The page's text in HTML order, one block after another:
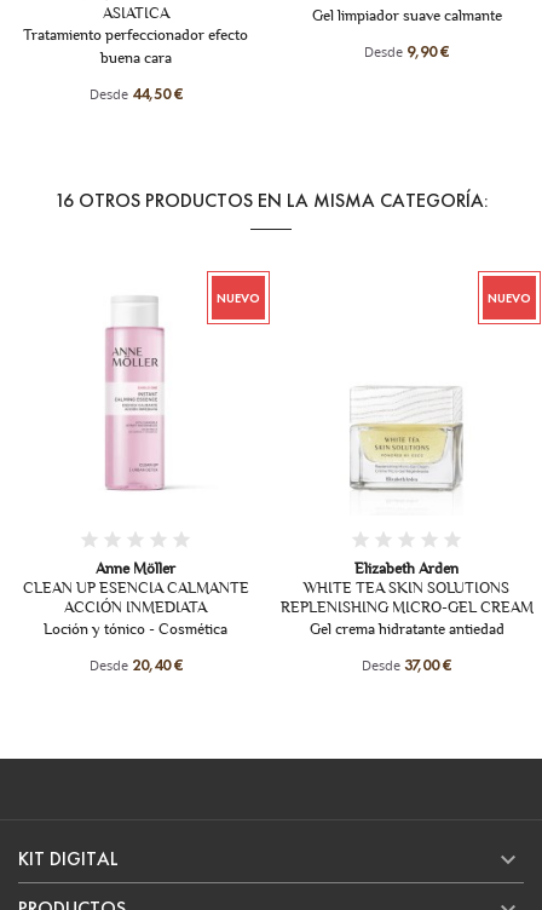
Gel limpiador suave calmante
9,90 €
GINSENG ROYAL
16 OTROS PRODUCTOS EN LA MISMA CATEGORÍA:
Elizabeth Arden
WHITE TEA SKIN SOLUTIONS
REPLENISHING MICRO-GEL CREAM
Gel crema hidratante antiedad
Desde
SOIN NUIT
ANTIRIDES
Crema reductora de
KIT DIGITAL 